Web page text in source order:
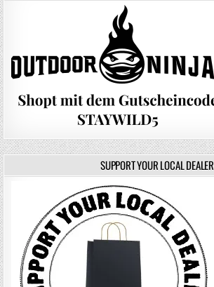
SUPPORT YOUR LOCAL DEALER